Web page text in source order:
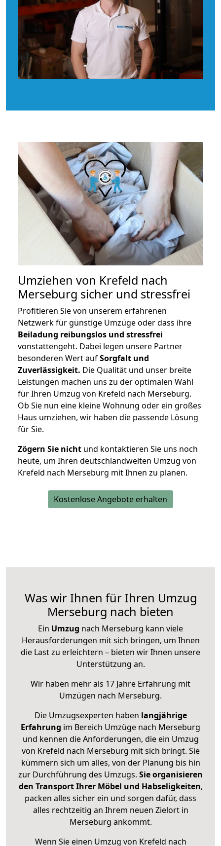
Umziehen von Krefeld nach
Merseburg sicher und stressfrei
Profitieren Sie von unserem erfahrenen
Netzwerk für günstige Umzüge oder dass ihre
Beiladung reibungslos und stressfrei
vonstattengeht. Dabei legen unsere Partner
besonderen Wert aufSorgfalt und
Zuverlässigkeit. Die Qualität und unser breite
Leistungen machen uns zu der optimalen Wahl
für Ihren Umzug von Krefeld nach Merseburg.
Ob Sie nun eine kleine Wohnung oder ein großes
Haus umziehen, wir haben die passende Lösung
für Sie.
Zögern Sie nicht und kontaktieren Sie uns noch
heute, um Ihren deutschlandweiten Umzug von
Krefeld nach Merseburg mit Ihnen zu planen.
Kostenlose Angebote erhalten
Was wir Ihnen für Ihren Umzug
Merseburg nach bieten
Ein Umzug nach Merseburg kann viele
Herausforderungen mit sich bringen, um Ihnen
die Last zu erleichtern – bieten wir Ihnen unsere
Unterstützung an.
Wir haben mehr als 17 Jahre Erfahrung mit
Umzügen nach Merseburg.
Die Umzugsexperten haben langjährige
Erfahrung im Bereich Umzüge nach Merseburg
und kennen die Anforderungen, die ein Umzug
von Krefeld nach Merseburg mit sich bringt. Sie
kümmern sich um alles, von der Planung bis hin
zur Durchführung des Umzugs. Sie organisieren
den Transport Ihrer Möbel und Habseligkeiten,
packen alles sicher ein und sorgen dafür, dass
alles rechtzeitig an Ihrem neuen Zielort in
Merseburg ankommt.
Wenn Sie einen Umzug von Krefeld nach